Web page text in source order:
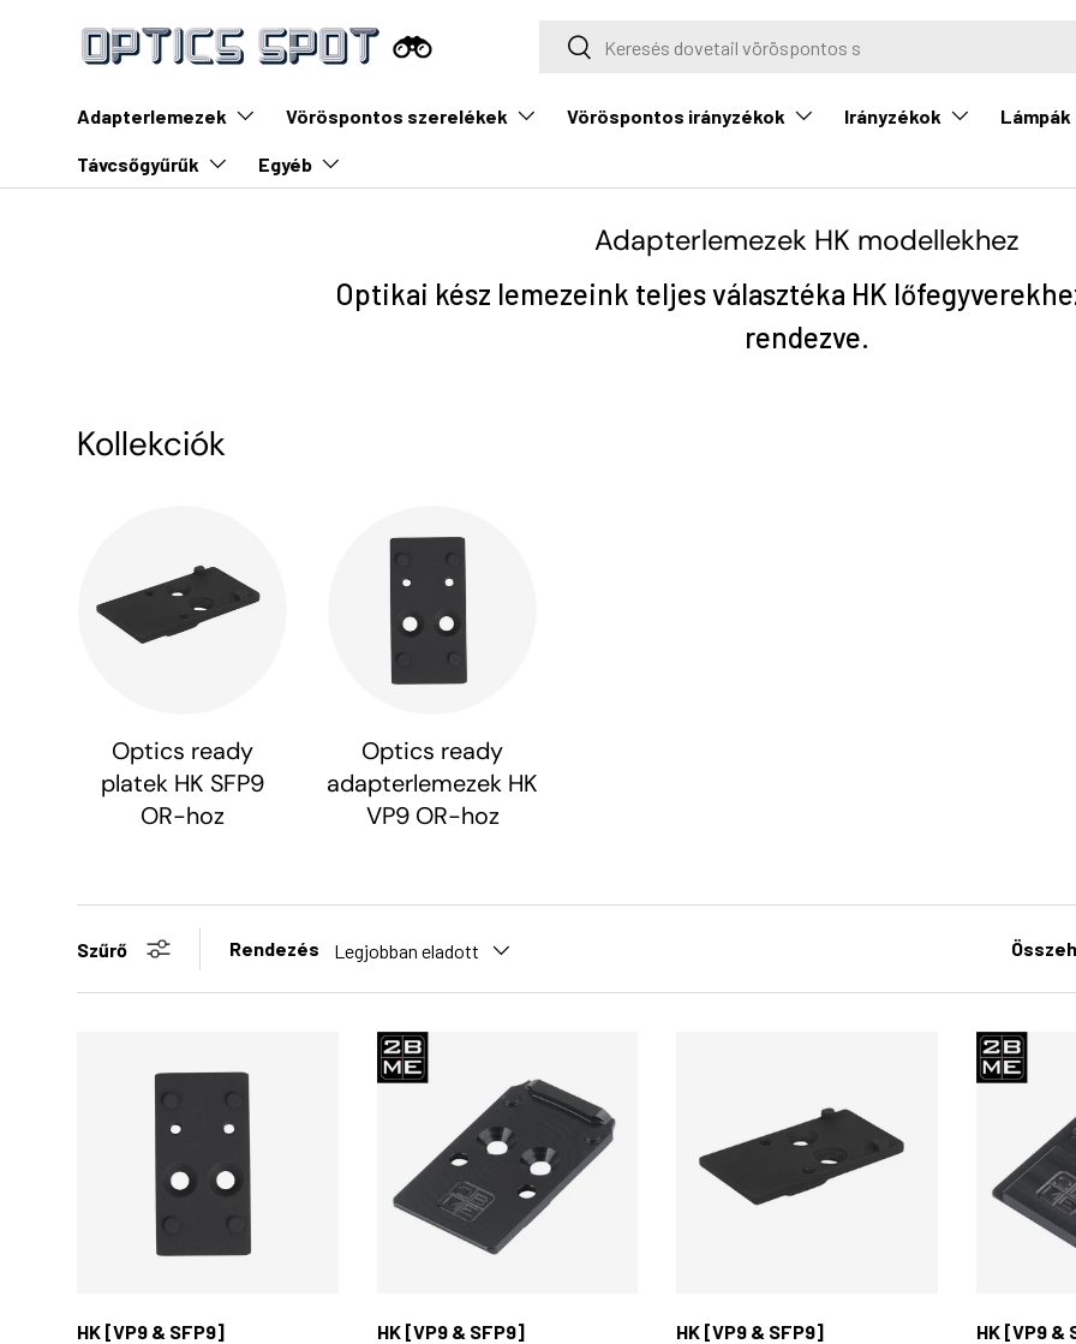
Ugrás a tartalomra Keresés
Keresés
Adapterlemezek Vöröspontos szerelékek Vöröspontos irányzékok Irányzékok Lámpák
Távcsőgyűrűk Egyéb
Adapterlemezek HK modellekhez
Optikai kész lemezeink teljes választéka HK
rendezve.
Kollekciók
Optics ready
platek HK SFP9
OR-hoz
Optics ready
adapterlemezek HK
VP9 OR-hoz
Szűrő Rendezés Legjobban eladott
HK [VP9 & SFP9]
HK [VP9 & SFP9]
HK [VP9 & SFP9]
HK [VP9 &